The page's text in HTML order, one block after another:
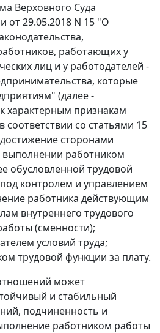
Верховного Суда
от 29.05.2018 N 15 "О
работающих у
лиц и у работодателей -
которые
(далее -
характерным признакам
со статьями 15
сторонами
работником
обусловленной трудовой
контролем и управлением
работника действующим
внутреннего трудового
(сменности);
условий труда;
трудовой функции за плату.
может
и стабильный
подчиненность и
работником работы